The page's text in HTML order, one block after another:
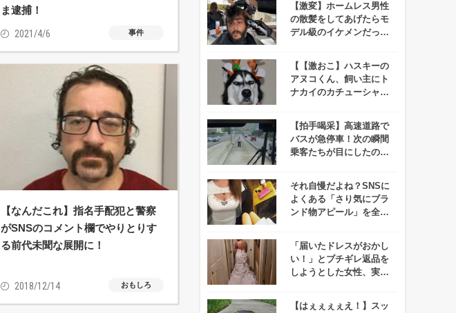
ま逮捕！
2021/4/6 事件
【なんだこれ】指名手配犯と警察
がSNSのコメント欄でやりとりす
る前代未聞な展開に！
2018/12/14 おもしろ
【激変】ホームレス男性
の散髪をしてあげたらモ
デル級のイケメンだった
【【激おこ】ハスキーの
アヌコくん、飼い主にト
ナカイのカチューシャを
ず顔に出てしまう！
【拍手喝采】高速道路で
バスが急停車！次の瞬間
乗客たちが目にしたの
それ自慢だよね？SNSに
よくある「さり気にブラ
ンド物アピール」を全力
「届いたドレスがおかし
い！」とブチギレ返品を
しようとした女性、実は
【はぇぇぇぇえ！】スッ